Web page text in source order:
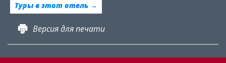
Туры в этот отель →
Версия для печати